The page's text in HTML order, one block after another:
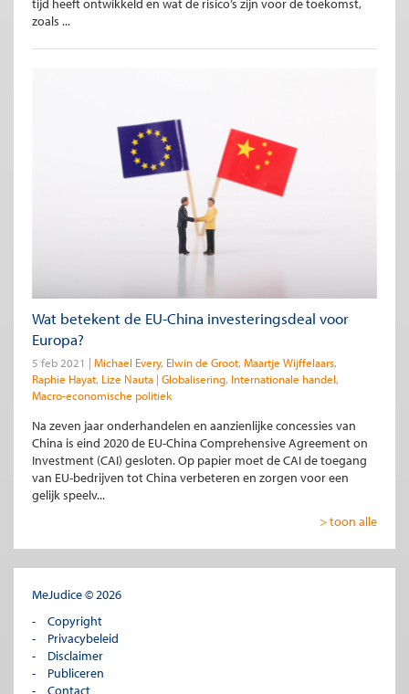
tijd heeft ontwikkeld en wat de risico’s zijn voor de toekomst,
zoals ...
Wat betekent de EU-China investeringsdeal voor
Europa?
5 feb 2021 Michael Every Elwin de Groot Maartje Wijffelaars
Raphie Hayat Lize Nauta Globalisering Internationale handel
Macro-economische politiek
Na zeven jaar onderhandelen en aanzienlijke concessies van
China is eind 2020 de EU-China Comprehensive Agreement on
Investment (CAI) gesloten. Op papier moet de CAI de toegang
van EU-bedrijven tot China verbeteren en zorgen voor een
gelijk speelv...
> toon alle
MeJudice © 2026
Copyright
Privacybeleid
Disclaimer
Publiceren
Contact